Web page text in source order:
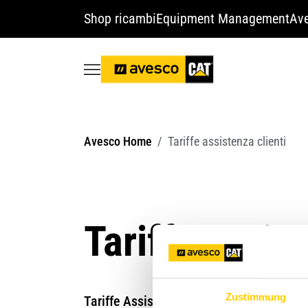
Zustimmung
Shop ricambiEquipment Management
Avesco Home Tariffe assistenza clienti
Tariffe
Tariffe Assistenza clienti Avesco